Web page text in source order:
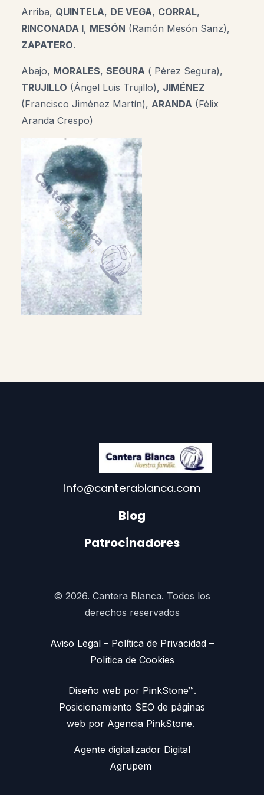
Arriba, QUINTELA, DE VEGA, CORRAL,
RINCONADA I, MESÓN (Ramón Mesón Sanz),
ZAPATERO.
Abajo, MORALES, SEGURA ( Pérez Segura),
TRUJILLO (Ángel Luis Trujillo), JIMÉNEZ
(Francisco Jiménez Martín), ARANDA (Félix
Aranda Crespo)
info@canterablanca.com
Blog
Patrocinadores
© 2026. Cantera Blanca. Todos los
derechos reservados
Aviso Legal – Política de Privacidad –
Política de Cookies
Diseño web por PinkStone™.
Posicionamiento SEO de páginas
web por Agencia PinkStone.
Agente digitalizador Digital
Agrupem